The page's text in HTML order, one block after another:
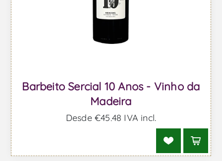
Barbeito Sercial 10 Anos - Vinho da
Madeira
Desde €45,48 IVA incl.